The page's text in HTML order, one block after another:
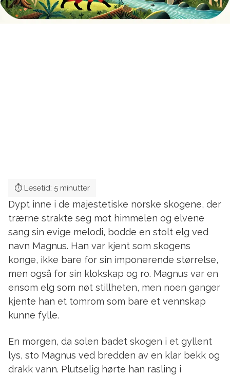
Dypt inne i de majestetiske norske skogene, der
trærne strakte seg mot himmelen og elvene
sang sin evige melodi, bodde en stolt elg ved
navn Magnus. Han var kjent som skogens
konge, ikke bare for sin imponerende størrelse,
men også for sin klokskap og ro. Magnus var en
ensom elg som nøt stillheten, men noen ganger
kjente han et tomrom som bare et vennskap
kunne fylle.
En morgen, da solen badet skogen i et gyllent
lys, sto Magnus ved bredden av en klar bekk og
drakk vann. Plutselig hørte han rasling i